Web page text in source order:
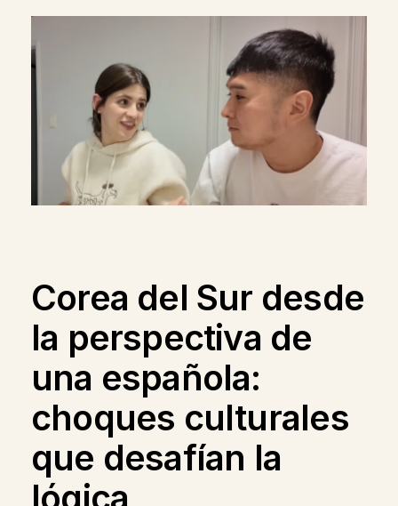
Corea del Sur desde
la perspectiva de
una española:
choques culturales
que desafían la
lógica